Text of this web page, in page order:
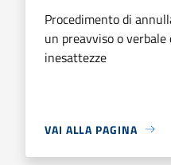
Procedimento di
un preavviso o
inesattezze
VAI ALLA PAGINA